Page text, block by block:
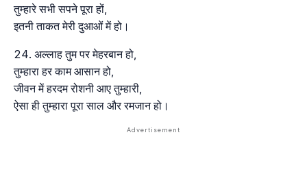
तुम्हारे सभी सपने पूरा हों,
इतनी ताकत मेरी दुआओं में हो।
अल्लाह तुम पर मेहरबान हो,
तुम्हारा हर काम आसान हो,
जीवन में हरदम रोशनी आए तुम्हारी,
ऐसा ही तुम्हारा पूरा साल और रमजान हो।